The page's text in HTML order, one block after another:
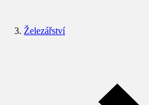
Železářství